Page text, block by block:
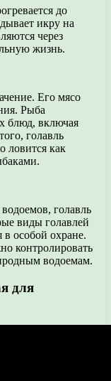
до
икру на
через
жизнь.
Его мясо
Рыба
блюд, включая
голавль
ловится как
голавль
виды голавлей
особой охране.
контролировать
водоемам.
для